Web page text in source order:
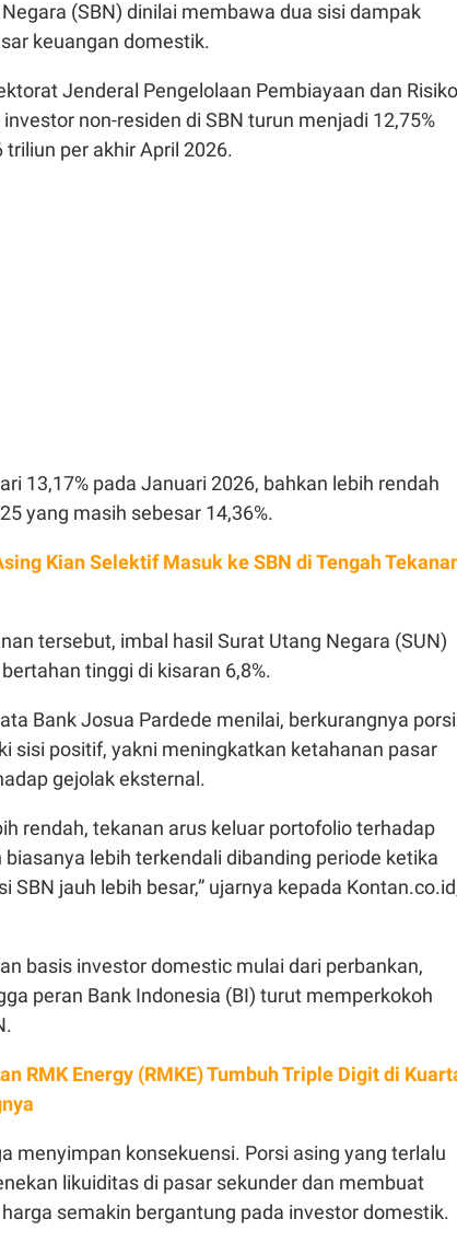
(SBN) dinilai membawa dua sisi dampak
keuangan domestik.
Jenderal Pengelolaan Pembiayaan dan Risiko
non-residen di SBN turun menjadi 12,75%
triliun per akhir April 2026.
13,17% pada Januari 2026, bahkan lebih rendah
yang masih sebesar 14,36%.
Kian Selektif Masuk ke SBN di Tengah
tersebut, imbal hasil Surat Utang Negara (SUN)
tinggi di kisaran 6,8%.
Bank Josua Pardede menilai, berkurangnya porsi
sisi positif, yakni meningkatkan ketahanan pasar
gejolak eksternal.
rendah, tekanan arus keluar portofolio terhadap
lebih terkendali dibanding periode ketika
SBN jauh lebih besar,” ujarnya kepada
basis investor domestic mulai dari perbankan,
peran Bank Indonesia (BI) turut memperkokoh
RMK Energy (RMKE) Tumbuh Triple Digit di
menyimpan konsekuensi. Porsi asing yang terlalu
likuiditas di pasar sekunder dan membuat
semakin bergantung pada investor domestik.